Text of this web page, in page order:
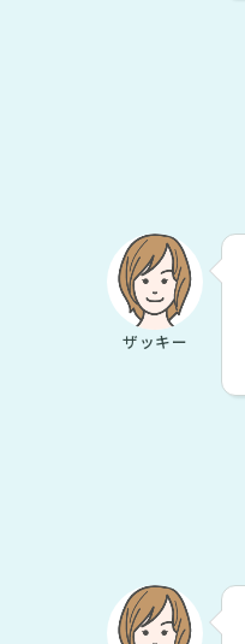
ザッキー